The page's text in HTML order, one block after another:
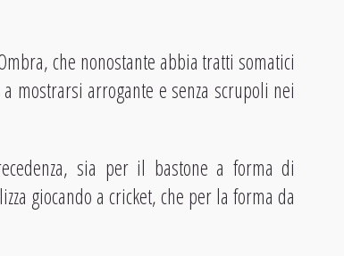
che nonostante abbia tratti somatici
mostrarsi arrogante e senza scrupoli nei
sia per il bastone a forma di
giocando a cricket, che per la forma da